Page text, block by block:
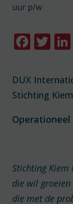
uur p/w
DUX
Stichting
Stichting Kiem
die wil
die met de